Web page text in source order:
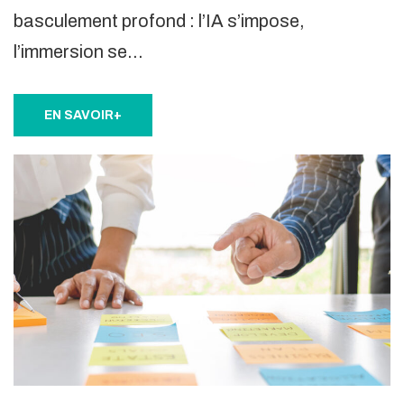
basculement profond : l’IA s’impose,
l’immersion se…
EN SAVOIR+